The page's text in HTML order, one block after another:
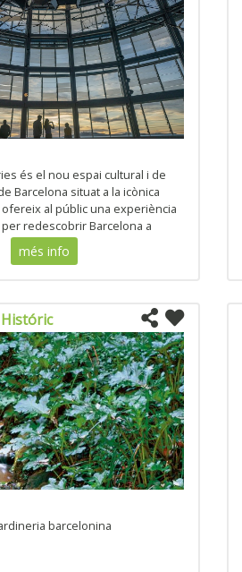
és el nou espai cultural i de
Barcelona situat a la icònica
al públic una experiència
redescobrir Barcelona a
mirada.
més info
barcelonina